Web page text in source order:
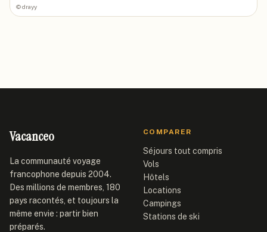
©drayy
Vacanceo
La communauté voyage
francophone depuis 2004.
Des millions de membres, 180
pays racontés, et toujours la
même envie : partir bien
préparés.
COMPARER
Séjours tout compris
Vols
Hôtels
Locations
Campings
Stations de ski